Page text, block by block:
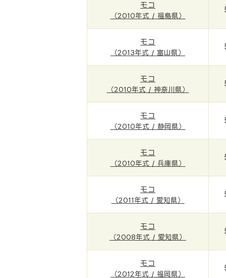
モコ
（2010年式 / 福島県）
モコ
（2013年式 / 富山県）
モコ
（2010年式 / 神奈川県）
モコ
（2010年式 / 静岡県）
モコ
（2010年式 / 兵庫県）
モコ
（2011年式 / 愛知県）
モコ
（2008年式 / 愛知県）
モコ
（2012年式 / 福岡県）